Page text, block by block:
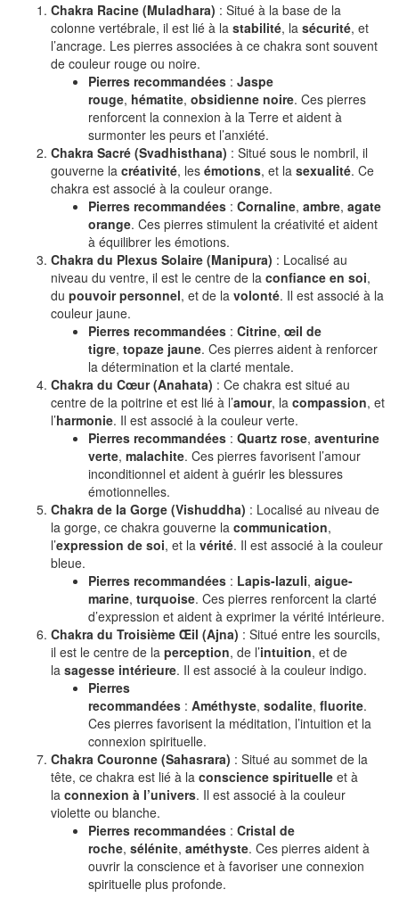
Chakra Racine (Muladhara) : Situé à la base de la
colonne vertébrale, il est lié à la stabilité, la sécurité, et
l’ancrage. Les pierres associées à ce chakra sont souvent
de couleur rouge ou noire.
Pierres recommandées : Jaspe
rouge, hématite, obsidienne noire. Ces pierres
renforcent la connexion à la Terre et aident à
surmonter les peurs et l’anxiété.
Chakra Sacré (Svadhisthana) : Situé sous le nombril, il
gouverne la créativité, les émotions, et la sexualité. Ce
chakra est associé à la couleur orange.
Pierres recommandées : Cornaline, ambre, agate
orange. Ces pierres stimulent la créativité et aident
à équilibrer les émotions.
Chakra du Plexus Solaire (Manipura) : Localisé au
niveau du ventre, il est le centre de la confiance en soi,
du pouvoir personnel, et de la volonté. Il est associé à la
couleur jaune.
Pierres recommandées : Citrine, œil de
tigre, topaze jaune. Ces pierres aident à renforcer
la détermination et la clarté mentale.
Chakra du Cœur (Anahata) : Ce chakra est situé au
centre de la poitrine et est lié à l’amour, la compassion, et
l’harmonie. Il est associé à la couleur verte.
Pierres recommandées : Quartz rose, aventurine
verte, malachite. Ces pierres favorisent l’amour
inconditionnel et aident à guérir les blessures
émotionnelles.
Chakra de la Gorge (Vishuddha) : Localisé au niveau de
la gorge, ce chakra gouverne la communication,
l’expression de soi, et la vérité. Il est associé à la couleur
bleue.
Pierres recommandées : Lapis-lazuli, aigue-
marine, turquoise. Ces pierres renforcent la clarté
d’expression et aident à exprimer la vérité intérieure.
Chakra du Troisième Œil (Ajna) : Situé entre les sourcils,
il est le centre de la perception, de l’intuition, et de
la sagesse intérieure. Il est associé à la couleur indigo.
Pierres
recommandées : Améthyste, sodalite, fluorite.
Ces pierres favorisent la méditation, l’intuition et la
connexion spirituelle.
Chakra Couronne (Sahasrara) : Situé au sommet de la
tête, ce chakra est lié à la conscience spirituelle et à
la connexion à l’univers. Il est associé à la couleur
violette ou blanche.
Pierres recommandées : Cristal de
roche, sélénite, améthyste. Ces pierres aident à
ouvrir la conscience et à favoriser une connexion
spirituelle plus profonde.